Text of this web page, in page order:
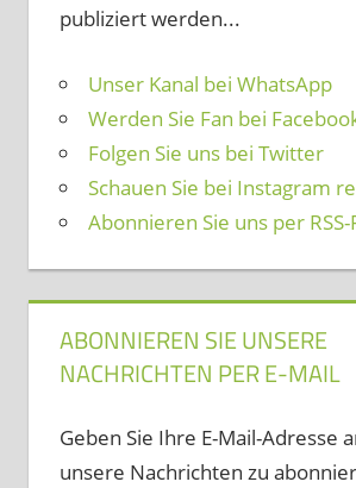
publiziert werden...
Unser Kanal bei WhatsApp
Werden Sie Fan bei
Folgen Sie uns bei Twitter
Schauen Sie bei Instagram
Abonnieren Sie uns per RSS-
ABONNIEREN SIE UNSERE
NACHRICHTEN PER E-MAIL
Geben Sie Ihre E-Mail-Adresse
unsere Nachrichten zu